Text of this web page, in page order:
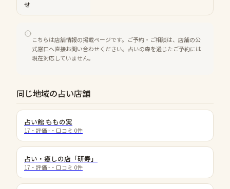
せ
こちらは店舗情報の掲載ページです。ご予約・ご相談は、店舗の公
式窓口へ直接お問い合わせください。占いの森を通じたご予約には
現在対応していません。
同じ地域の占い店舗
占い館 ももの実
17 ・評価 - ・口コミ 0件
占い・癒しの店「研寿」
17 ・評価 - ・口コミ 0件